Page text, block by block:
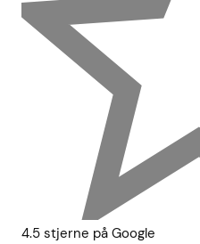
4.5 stjerne på Google